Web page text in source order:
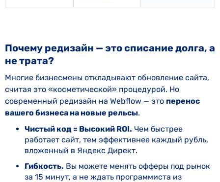
Почему редизайн — это списание долга, а
не трата?
Многие бизнесмены откладывают обновление сайта,
считая это «косметической» процедурой. Но
современный редизайн на Webflow — это перенос
вашего бизнеса на новые рельсы.
Чистый код = Высокий ROI. Чем быстрее
работает сайт, тем эффективнее каждый рубль,
вложенный в Яндекс Директ.
Гибкость. Вы можете менять офферы под рынок
за 15 минут, а не ждать программиста из